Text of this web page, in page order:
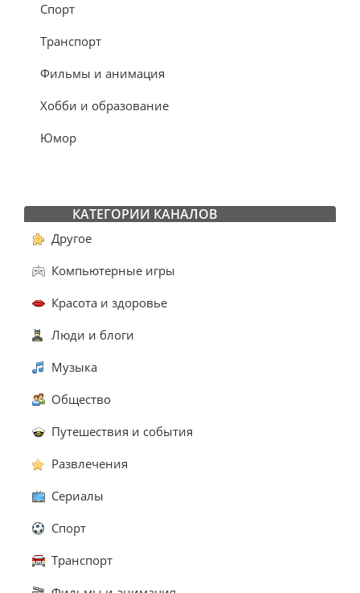
Спорт
Транспорт
Фильмы и анимация
Хобби и образование
Юмор
КАТЕГОРИИ КАНАЛОВ
Другое
Компьютерные игры
Красота и здоровье
Люди и блоги
Музыка
Общество
Путешествия и события
Развлечения
Сериалы
Спорт
Транспорт